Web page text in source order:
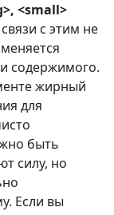
<small>
с этим не
содержимого.
жирный
для
быть
силу, но
Если вы